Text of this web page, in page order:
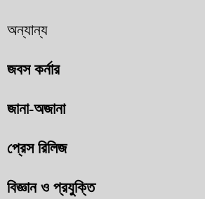
অন্যান্য
জবস কর্নার
জানা-অজানা
প্রেস রিলিজ
বিজ্ঞান ও প্রযুক্তি